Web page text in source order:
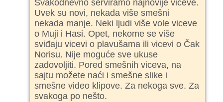
Svakodnevno serviramo najnovije viceve.
Uvek su novi, nekada više smešni
nekada manje. Neki ljudi više vole viceve
o Muji i Hasi. Opet, nekome se više
sviđaju vicevi o plavušama ili vicevi o Čak
Norisu. Nije moguće sve ukuse
zadovoljiti. Pored smešnih viceva, na
sajtu možete naći i smešne slike i
smešne video klipove. Za nekoga sve. Za
svakoga po nešto.